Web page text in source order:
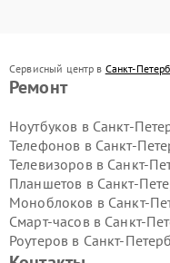
Сервисный центр в Санкт-
Ремонт
Ноутбуков в Санкт-
Телефонов в Санкт-
Телевизоров в Санкт-
Планшетов в Санкт-
Моноблоков в Санкт-
Смарт-часов в Санкт-
Роутеров в Санкт-